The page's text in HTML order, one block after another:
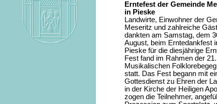
Erntefest der Gemeinde
in Pieske
Landwirte, Einwohner der
Meseritz und zahlreiche
dankten am Samstag, dem
August, beim Erntedankfest
Pieske für die diesjährige
Fest fand im Rahmen der 21.
Musikalischen
statt. Das Fest begann mit
Gottesdienst zu Ehren der
in der Kirche der Heiligen
zogen die Teilnehmer,